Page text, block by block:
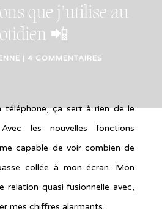
que j’utilise au
📲
| 4 COMMENTAIRES
téléphone, ça sert à rien de le
les nouvelles fonctions
capable de voir combien de
collée à mon écran. Mon
relation quasi fusionnelle avec,
mes chiffres alarmants.